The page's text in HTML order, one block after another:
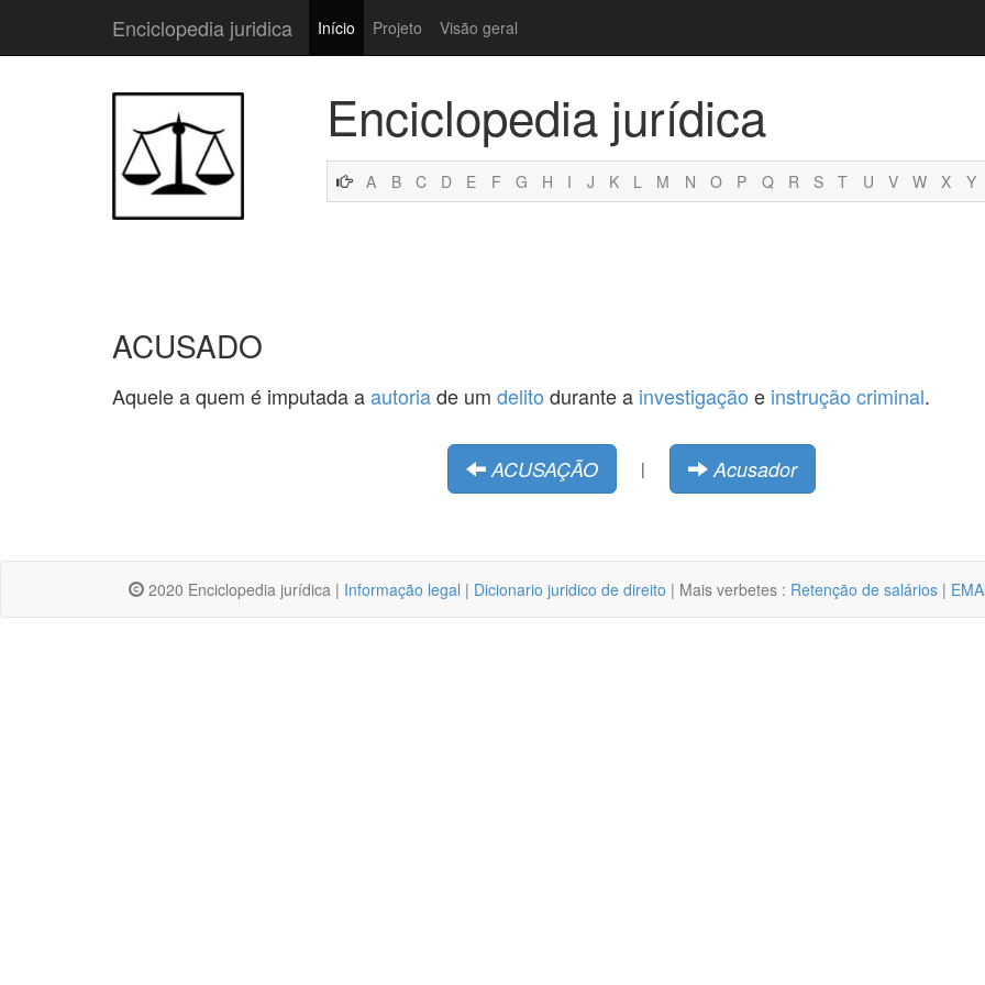
Enciclopedia juridica Início Projeto Visão geral
Enciclopedia jurídica
A B C D E F G H I J K L M N O P Q R S T U V W X Y
ACUSADO
Aquele a quem é imputada aautoriade um delito durante a investigação e instrução criminal.
ACUSAÇÃO | Acusador
2020 Enciclopedia jurídica | Informação legal | Dicionario juridico de direito | Mais verbetes : Retenção de salários |